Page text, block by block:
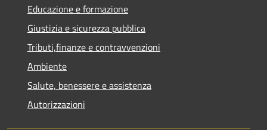
Educazione e formazione
Giustizia e sicurezza pubblica
Tributi,finanze e contravvenzioni
Ambiente
Salute, benessere e assistenza
Autorizzazioni